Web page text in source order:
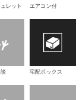
レット エアコン付
宅配ボックス